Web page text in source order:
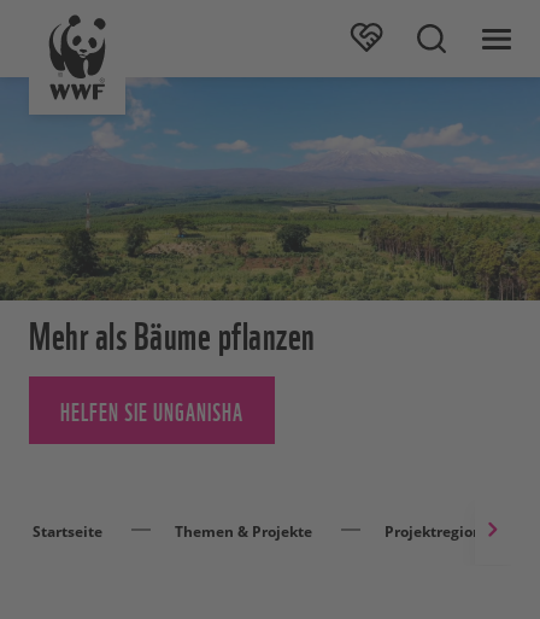
Mehr als Bäume pflanzen
HELFEN SIE UNGANISHA
Startseite Themen & Projekte Projektregionen